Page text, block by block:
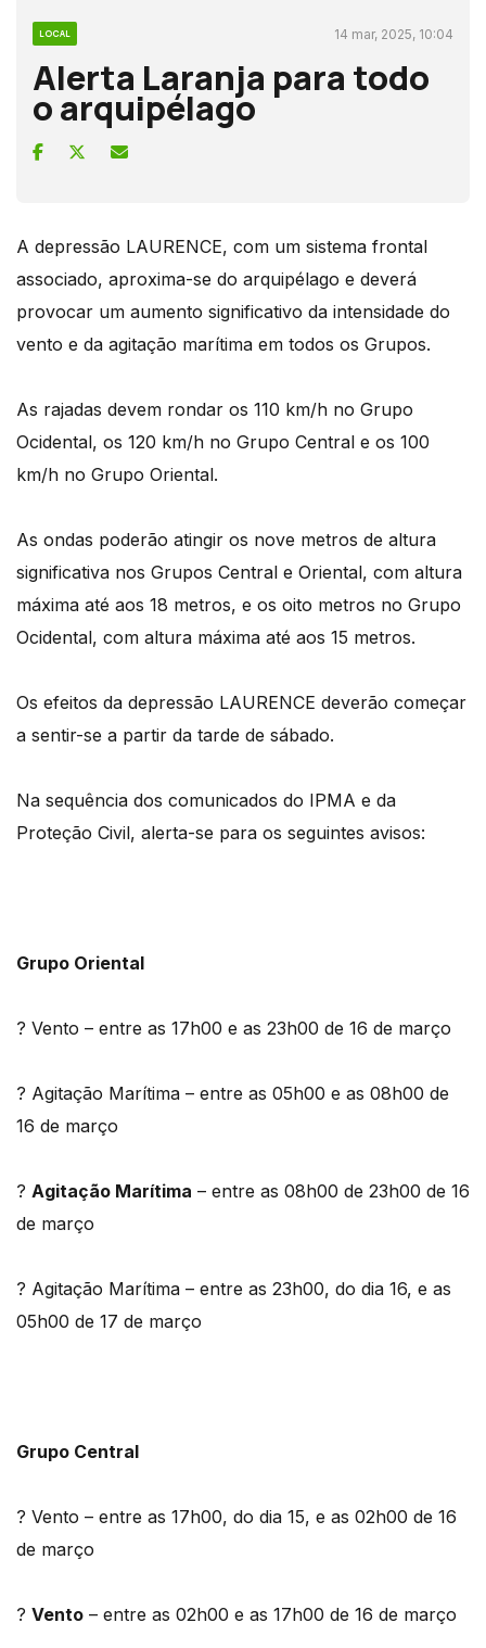
LOCAL 14 mar, 2025, 10:04
Alerta Laranja para todo
o arquipélago
A depressão LAURENCE, com um sistema frontal
associado, aproxima-se do arquipélago e deverá
provocar um aumento significativo da intensidade do
vento e da agitação marítima em todos os Grupos.
As rajadas devem rondar os 110 km/h no Grupo
Ocidental, os 120 km/h no Grupo Central e os 100
km/h no Grupo Oriental.
As ondas poderão atingir os nove metros de altura
significativa nos Grupos Central e Oriental, com altura
máxima até aos 18 metros, e os oito metros no Grupo
Ocidental, com altura máxima até aos 15 metros.
Os efeitos da depressão LAURENCE deverão começar
a sentir-se a partir da tarde de sábado.
Na sequência dos comunicados do IPMA e da
Proteção Civil, alerta-se para os seguintes avisos:
Grupo Oriental
? Vento – entre as 17h00 e as 23h00 de 16 de março
? Agitação Marítima – entre as 05h00 e as 08h00 de
16 de março
? Agitação Marítima – entre as 08h00 de 23h00 de 16
de março
? Agitação Marítima – entre as 23h00, do dia 16, e as
05h00 de 17 de março
Grupo Central
? Vento – entre as 17h00, do dia 15, e as 02h00 de 16
de março
? Vento – entre as 02h00 e as 17h00 de 16 de março